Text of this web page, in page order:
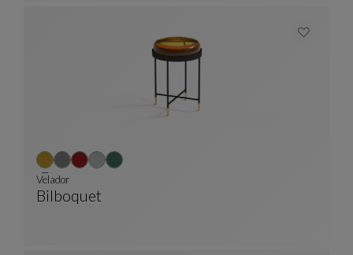
Bilboquet
Velador